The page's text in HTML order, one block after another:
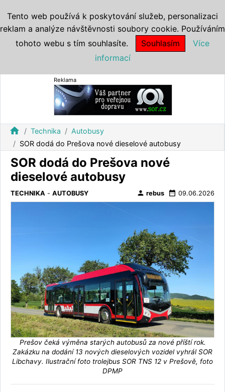
Reklama
home Technika
Autobusy
SOR dodá do Prešova nové dieselové autobusy
SOR dodá do Prešova nové
dieselové autobusy
TECHNIKA - AUTOBUSY person rebus date_range 09.06.2026
Prešov čeká výměna starých autobusů za nové příští rok.
Zakázku na dodání 13 nových dieselových vozidel vyhrál SOR
Libchavy. Ilustrační foto trolejbus SOR TNS 12 v Prešově, foto
DPMP
Tento web používá k poskytování služeb, personalizaci
reklam a analýze návštěvnosti soubory cookie. Používáním
tohoto webu s tím souhlasíte.
Souhlasím
Více
informací